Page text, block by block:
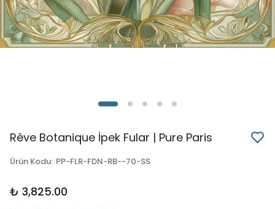
Rêve Botanique İpek Fular | Pure Paris
Ürün Kodu: PP-FLR-FDN-RB--70-SS
₺ 3,825.00